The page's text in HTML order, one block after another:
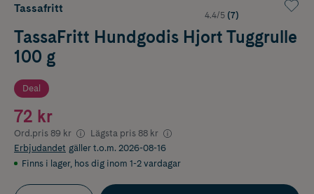
Tassafritt
4.4/5 (7)
TassaFritt Hundgodis Hjort Tuggrulle
100 g
Deal
72 kr
Ord.pris 89 kr Lägsta pris 88 kr
Erbjudandet gäller t.o.m. 2026-08-16
Finns i lager, hos dig inom 1-2 vardagar